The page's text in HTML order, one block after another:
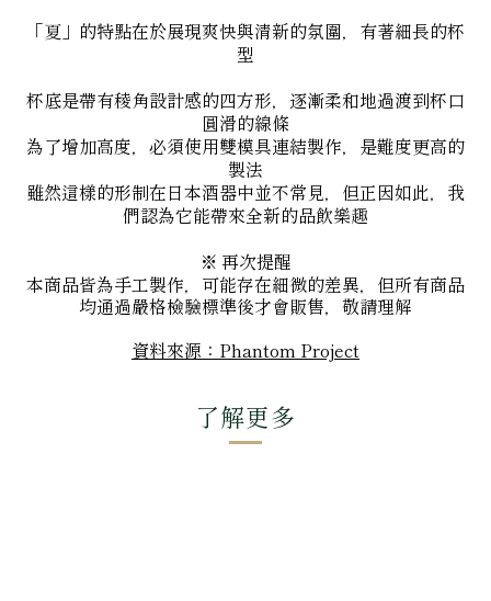
「夏」的特點在於展現爽快與清新的氛圍，有著細長的杯
型
杯底是帶有稜角設計感的四方形，逐漸柔和地過渡到杯口
圓滑的線條
為了增加高度，必須使用雙模具連結製作，是難度更高的
製法
雖然這樣的形制在日本酒器中並不常見，但正因如此，我
們認為它能帶來全新的品飲樂趣
※ 再次提醒
本商品皆為手工製作，可能存在細微的差異，但所有商品
均通過嚴格檢驗標準後才會販售，敬請理解
資料來源：Phantom Project
了解更多